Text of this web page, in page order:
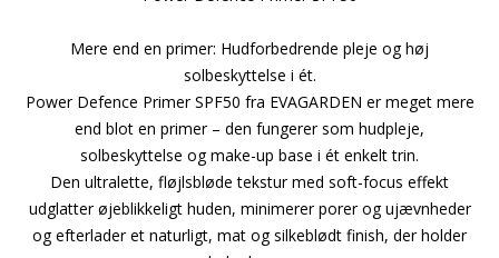
Mere end en primer: Hudforbedrende pleje og høj
solbeskyttelse i ét.
Power Defence Primer SPF50 fra EVAGARDEN er meget mere
end blot en primer – den fungerer som hudpleje,
solbeskyttelse og make-up base i ét enkelt trin.
Den ultralette, fløjlsbløde tekstur med soft-focus effekt
udglatter øjeblikkeligt huden, minimerer porer og ujævnheder
og efterlader et naturligt, mat og silkeblødt finish, der holder